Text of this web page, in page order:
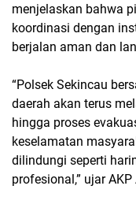
menjelaskan bahwa
koordinasi dengan
berjalan aman dan
“Polsek Sekincau
daerah akan terus
hingga proses
keselamatan
dilindungi seperti
profesional,” ujar